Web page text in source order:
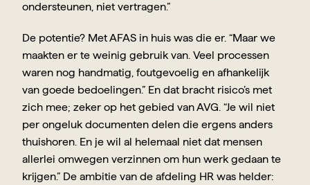
ondersteunen, niet vertragen.”
De potentie? Met AFAS in huis was die er. “Maar we
maakten er te weinig gebruik van. Veel processen
waren nog handmatig, foutgevoelig en afhankelijk
van goede bedoelingen.” En dat bracht risico’s met
zich mee; zeker op het gebied van AVG. “Je wil niet
per ongeluk documenten delen die ergens anders
thuishoren. En je wil al helemaal niet dat mensen
allerlei omwegen verzinnen om hun werk gedaan te
krijgen.” De ambitie van de afdeling HR was helder: